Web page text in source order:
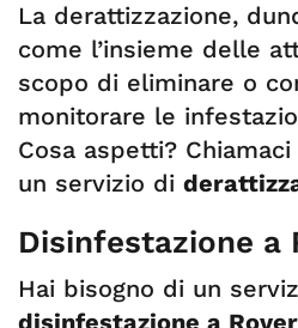
La derattizzazione,
come l’insieme delle
scopo di eliminare o
monitorare le
Cosa aspetti?
un servizio di
Disinfestazione a
Hai bisogno di un
disinfestazione a